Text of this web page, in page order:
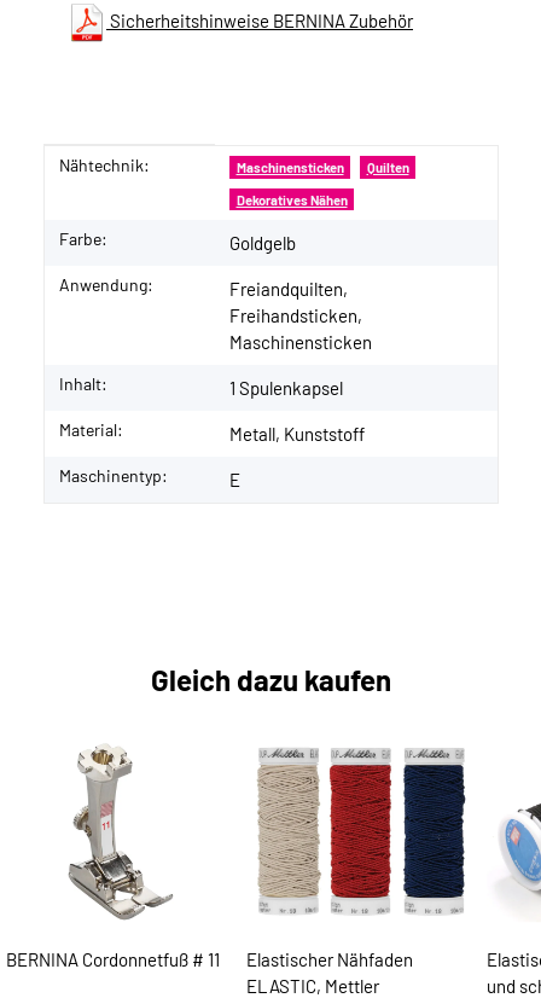
Sicherheitshinweise BERNINA Zubehör
Produkteigenschaft
Wert
Nähtechnik: Maschinensticken Quilten
Dekoratives Nähen
Farbe: Goldgelb
Anwendung:
Freiandquilten,
Freihandsticken,
Maschinensticken
Inhalt: 1 Spulenkapsel
Material: Metall, Kunststoff
Maschinentyp: E
Gleich dazu kaufen
BERNINA Cordonnetfuß # 11
Elastischer Nähfaden
ELASTIC, Mettler
und